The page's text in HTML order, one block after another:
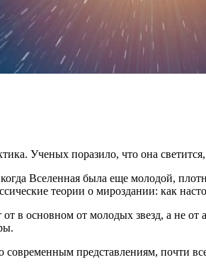
Ученых поразило, что она
Вселенная была еще молодой,
теории о мироздании: как
в основном от молодых звезд, а не
современным представлениям, почти